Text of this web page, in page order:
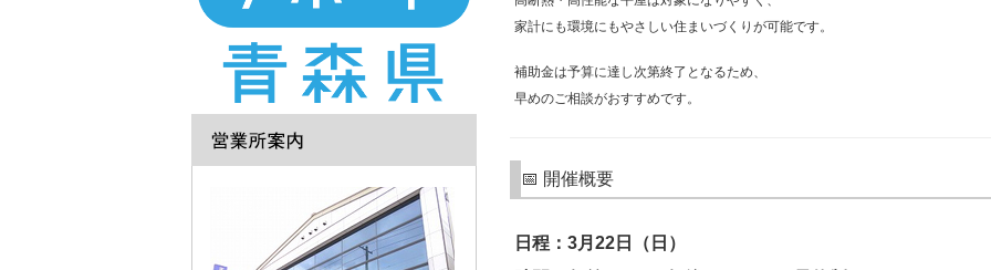
家計にも環境にもやさしい住まいづくりが可能です。
補助金は予算に達し次第終了となるため、
早めのご相談がおすすめです。
📅 開催概要
日程：3月22日（日）